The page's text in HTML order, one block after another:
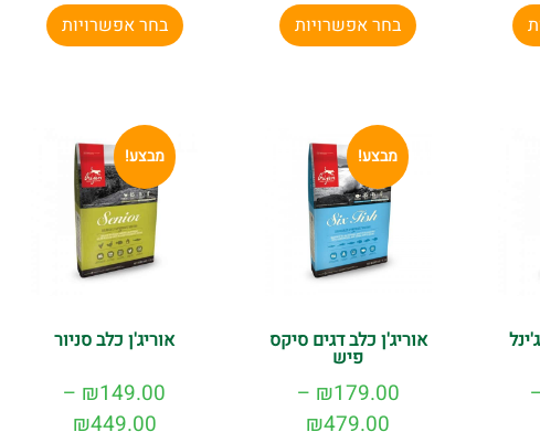
בחר אפשרויות בחר אפשרויות
מבצע!
אוריג'ן כלב דגים סיקס
פיש
₪179.00
–
₪479.00
מבצע!
אוריג'ן כלב סניור
₪149.00
–
₪449.00